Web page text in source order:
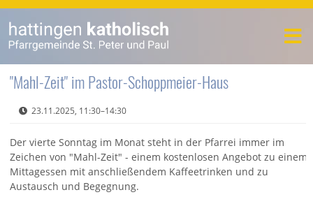
"Mahl-Zeit" im Pastor-Schoppmeier-Haus
23.11.2025, 11:30–14:30
Der vierte Sonntag im Monat steht in der Pfarrei immer im
Zeichen von "Mahl-Zeit" - einem kostenlosen Angebot zu einem
Mittagessen mit anschließendem Kaffeetrinken und zu
Austausch und Begegnung.